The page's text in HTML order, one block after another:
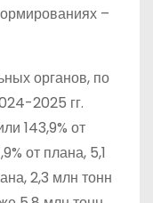
–
органов, по
2025 гг.
143,9% от
от плана, 5,1
2,3 млн тонн